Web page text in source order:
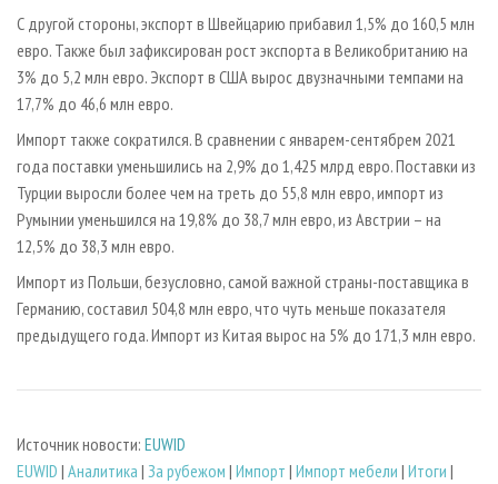
С другой стороны, экспорт в Швейцарию прибавил 1,5% до 160,5 млн
евро. Также был зафиксирован рост экспорта в Великобританию на
3% до 5,2 млн евро. Экспорт в США вырос двузначными темпами на
17,7% до 46,6 млн евро.
Импорт также сократился. В сравнении с январем-сентябрем 2021
года поставки уменьшились на 2,9% до 1,425 млрд евро. Поставки из
Турции выросли более чем на треть до 55,8 млн евро, импорт из
Румынии уменьшился на 19,8% до 38,7 млн евро, из Австрии – на
12,5% до 38,3 млн евро.
Импорт из Польши, безусловно, самой важной страны-поставщика в
Германию, составил 504,8 млн евро, что чуть меньше показателя
предыдущего года. Импорт из Китая вырос на 5% до 171,3 млн евро.
Источник новости: EUWID
EUWID | Аналитика | За рубежом | Импорт | Импорт мебели | Итоги |